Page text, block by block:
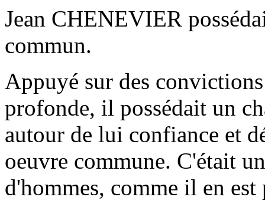
Jean CHENEVIER
commun.
Appuyé sur des
profonde, il possédait un
autour de lui confiance et
oeuvre commune. C'était
d'hommes, comme il en est